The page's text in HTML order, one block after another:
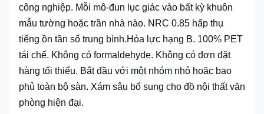
công nghiệp. Mỗi mô-đun lục giác vào bất kỳ khuôn
mẫu tường hoặc trần nhà nào. NRC 0.85 hấp thụ
tiếng ồn tần số trung bình.Hỏa lực hạng B. 100% PET
tái chế. Không có formaldehyde. Không có đơn đặt
hàng tối thiểu. Bắt đầu với một nhóm nhỏ hoặc bao
phủ toàn bộ sàn. Xám sâu bổ sung cho đồ nội thất văn
phòng hiện đại.